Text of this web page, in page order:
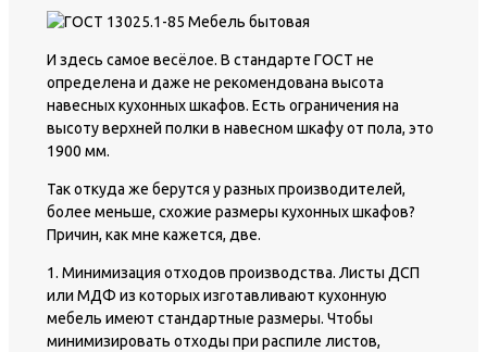
И здесь самое весёлое. В стандарте ГОСТ не
определена и даже не рекомендована высота
навесных кухонных шкафов. Есть ограничения на
высоту верхней полки в навесном шкафу от пола, это
1900 мм.
Так откуда же берутся у разных производителей,
более меньше, схожие размеры кухонных шкафов?
Причин, как мне кажется, две.
1. Минимизация отходов производства. Листы ДСП
или МДФ из которых изготавливают кухонную
мебель имеют стандартные размеры. Чтобы
минимизировать отходы при распиле листов,